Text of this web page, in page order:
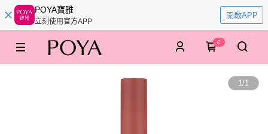
POYA寶雅
立刻使用官方APP
開啟APP
0
1/1